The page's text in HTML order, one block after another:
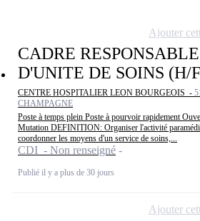
CADRE RESPONSABLE
D'UNITE DE SOINS (H/
CENTRE HOSPITALIER LEON BOURGEOIS -
CHAMPAGNE
Poste à temps plein Poste à pourvoir rapidement
Mutation DEFINITION: Organiser l'activité
coordonner les moyens d'un service de soins,...
CDI - Non renseigné
Publié il y a plus de 30 jours
Ajouter
Ajouter